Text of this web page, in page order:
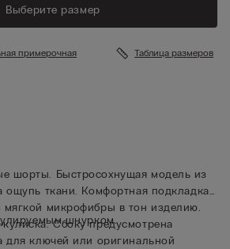
Выберите размер
примерочная Таблица размеров
шорты. Быстросохнущая модель из
ощупь ткани. Комфортная подкладка-
микрофибры в тон изделию.
Сбоку предусмотрена
для ключей или оригинальной
шнурком.